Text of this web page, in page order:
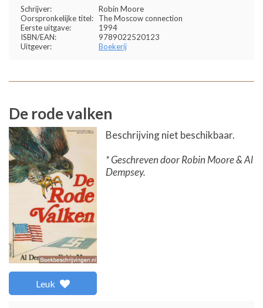
Schrijver:
Robin Moore
Oorspronkelijke titel:
The Moscow connection
Eerste uitgave:
1994
ISBN/EAN:
9789022520123
Uitgever:
Boekerij
De rode valken
Leuk
Beschrijving niet beschikbaar.
* Geschreven door Robin Moore & Al
Dempsey.